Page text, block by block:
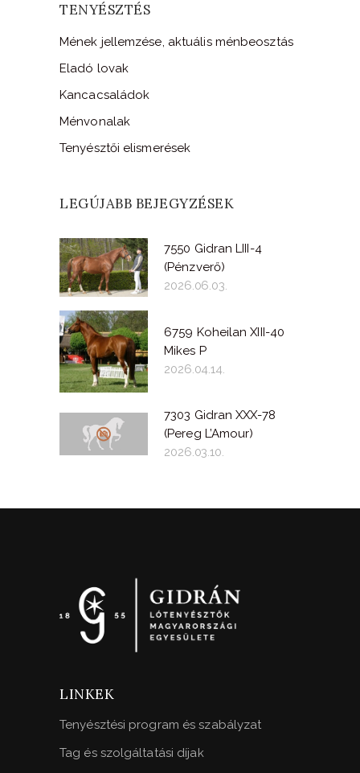
TENYÉSZTÉS
Mének jellemzése, aktuális ménbeosztás
Eladó lovak
Kancacsaládok
Ménvonalak
Tenyésztői elismerések
LEGÚJABB BEJEGYZÉSEK
7550 Gidran LIII-4
(Pénzverő)
2026.06.03.
6759 Koheilan XIII-40
Mikes P
2026.04.14.
7303 Gidran XXX-78
(Pereg L’Amour)
2026.03.10.
LINKEK
Tenyésztési program és szabályzat
Tag és szolgáltatási díjak